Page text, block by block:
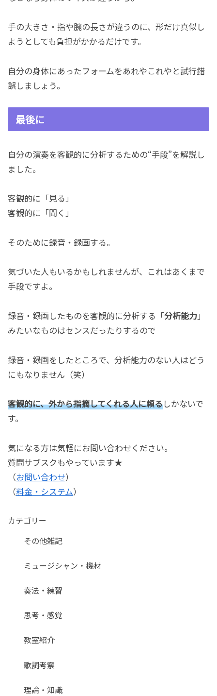
手の大きさ・指や腕の長さが違うのに、形だけ真似し
ようとしても負担がかかるだけです。
自分の身体にあったフォームをあれやこれやと試行錯
誤しましょう。
最後に
自分の演奏を客観的に分析するための“手段”を解説し
ました。
客観的に「見る」
客観的に「聞く」
そのために録音・録画する。
気づいた人もいるかもしれませんが、これはあくまで
手段ですよ。
録音・録画したものを客観的に分析する「分析能力」
みたいなものはセンスだったりするので
録音・録画をしたところで、分析能力のない人はどう
にもなりません（笑）
客観的に、外から指摘してくれる人に頼るしかないで
す。
気になる方は気軽にお問い合わせください。
質問サブスクもやっています★
（お問い合わせ）
（料金・システム）
カテゴリー
その他雑記
ミュージシャン・機材
奏法・練習
思考・感覚
教室紹介
歌詞考察
理論・知識